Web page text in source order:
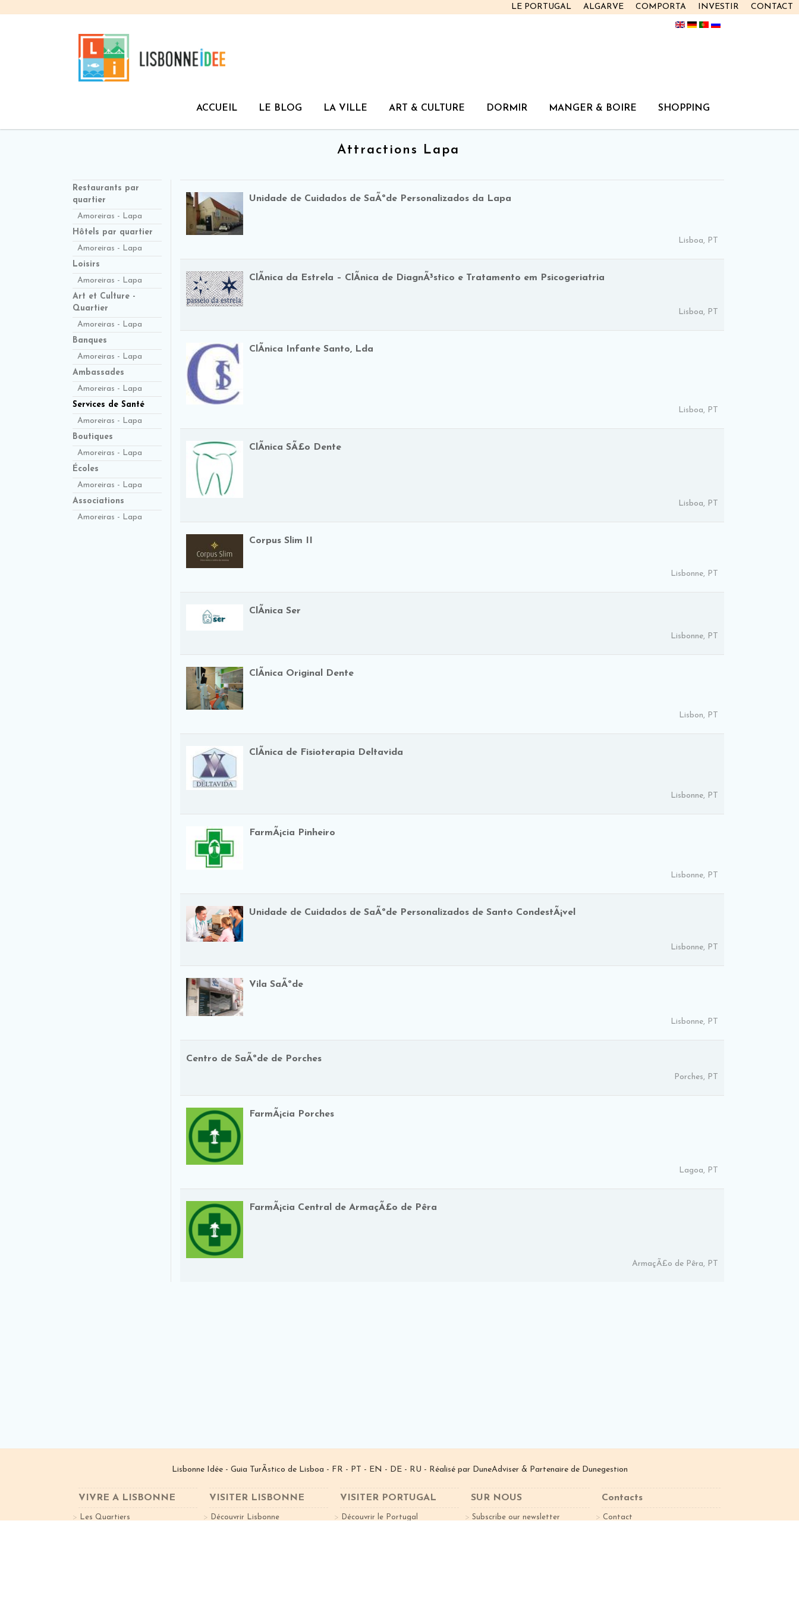
CONTACT
INVESTIR
COMPORTA
ALGARVE
LE PORTUGAL
ACCUEIL LE BLOG LA VILLE ART & CULTURE DORMIR MANGER & BOIRE SHOPPING
Attractions Lapa
Restaurants par
quartier
Amoreiras - Lapa
Hôtels par quartier
Amoreiras - Lapa
Loisirs
Amoreiras - Lapa
Art et Culture -
Quartier
Amoreiras - Lapa
Banques
Amoreiras - Lapa
Ambassades
Amoreiras - Lapa
Services de Santé
Amoreiras - Lapa
Boutiques
Amoreiras - Lapa
Écoles
Amoreiras - Lapa
Associations
Amoreiras - Lapa
Unidade de Cuidados de SaÃºde Personalizados da Lapa
Lisboa, PT
ClÃ­nica da Estrela – ClÃ­nica de DiagnÃ³stico e Tratamento em Psicogeriatria
Lisboa, PT
ClÃ­nica Infante Santo, Lda
Lisboa, PT
ClÃ­nica SÃ£o Dente
Lisboa, PT
Corpus Slim II
Lisbonne, PT
ClÃ­nica Ser
Lisbonne, PT
ClÃ­nica Original Dente
Lisbon, PT
ClÃ­nica de Fisioterapia Deltavida
Lisbonne, PT
FarmÃ¡cia Pinheiro
Lisbonne, PT
Unidade de Cuidados de SaÃºde Personalizados de Santo CondestÃ¡vel
Lisbonne, PT
Vila SaÃºde
Lisbonne, PT
Centro de SaÃºde de Porches
Porches, PT
FarmÃ¡cia Porches
Lagoa, PT
FarmÃ¡cia Central de ArmaçÃ£o de Pêra
ArmaçÃ£o de Pêra, PT
Lisbonne Idée - Guia TurÃ­stico de Lisboa - FR - PT - EN - DE- RU - Réalisé par DuneAdviser & Partenaire de Dunegestion
VIVRE A LISBONNE
Les Quartiers
VISITER LISBONNE
Découvrir Lisbonne
VISITER PORTUGAL
Découvrir le Portugal
SUR NOUS
Subscribe our newsletter
Contacts
Contact